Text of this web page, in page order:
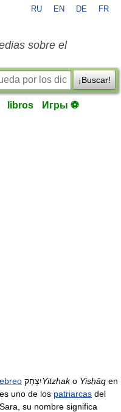
RU EN DE FR
sobre el
¡Buscar!
libros Игры ⚽
יִצְחָקYitzhako Yiṣḥāq en
uno de los patriarcas del
su nombre significa